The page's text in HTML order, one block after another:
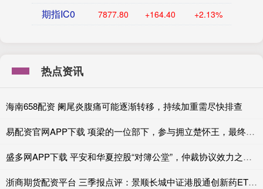
期指IC0 7877.80 +164.40 +2.13%
热点资讯
海南658配资 阑尾炎腹痛可能逐渐转移，持续加重需尽快排查
易配资官网APP下载 项梁的一位部下，参与拥立楚怀王，最终归降刘邦！
盛多网APP下载 平安和华夏控股“对簿公堂”，仲裁协议效力之争即将开庭
浙商期货配资平台 三季报点评：景顺长城中证港股通创新药ETF基金季度涨幅35.60%